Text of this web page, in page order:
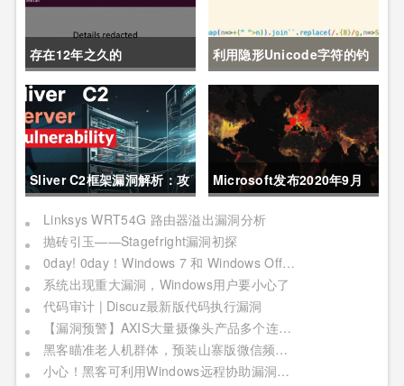
存在12年之久的
Pack2TheRoot漏洞允许
Linux用户获取root权限
利用隐形Unicode字符的钓
鱼攻击：一种新的JS混淆技
术
Sliver C2框架漏洞解析：攻
击者可建立TCP连接窃取数
据流量
Microsoft发布2020年9月
安全更新
Linksys WRT54G 路由器溢出漏洞分析
抛砖引玉——Stagefright漏洞初探
0day! 0day！Windows 7 和 Windows Office 均被曝 0day
系统出现重大漏洞，Windows用户要小心了
代码审计 | Discuz最新版代码执行漏洞
【漏洞预警】AXIS大量摄像头产品多个连环漏洞利用，影响严重
黑客瞄准老人机群体，预装山寨版微信频繁推送骚扰广告
小心！黑客可利用Windows远程协助漏洞窃取你的敏感文件